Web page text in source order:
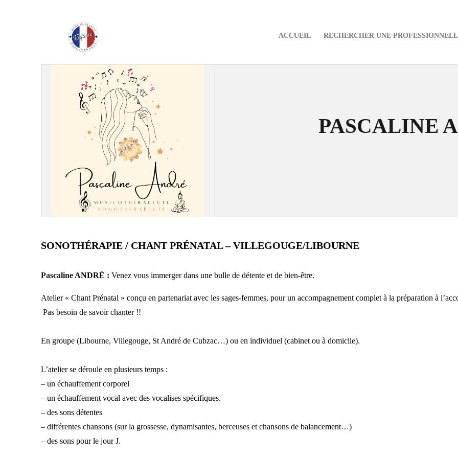
Enfance Made in France
ACCUEIL RECHERCHER UNE
PASCALINE
SONOTHÉRAPIE / CHANT PRÉNATAL – VILLEGOUGE/LIBOURNE
Pascaline ANDRÉ :Venez vous immerger dans une bulle de détente et de bien-être.
Atelier « Chant Prénatal » conçu en partenariat avec les sages-femmes, pour un accompagnement complet à la préparation à
Pas besoin de savoir chanter !!
En groupe (Libourne, Villegouge, St André de Cubzac…) ou en individuel (cabinet ou à domicile).
L’atelier se déroule en plusieurs temps :
– un échauffement corporel
– un échauffement vocal avec des vocalises spécifiques.
– des sons détentes
– différentes chansons (sur la grossesse, dynamisantes, berceuses et chansons de balancement…)
– des sons pour le jour J.